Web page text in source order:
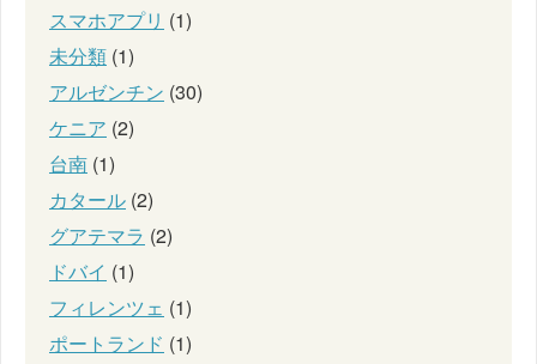
スマホアプリ (1)
未分類 (1)
アルゼンチン (30)
ケニア (2)
台南 (1)
カタール (2)
グアテマラ (2)
ドバイ (1)
フィレンツェ (1)
ポートランド (1)